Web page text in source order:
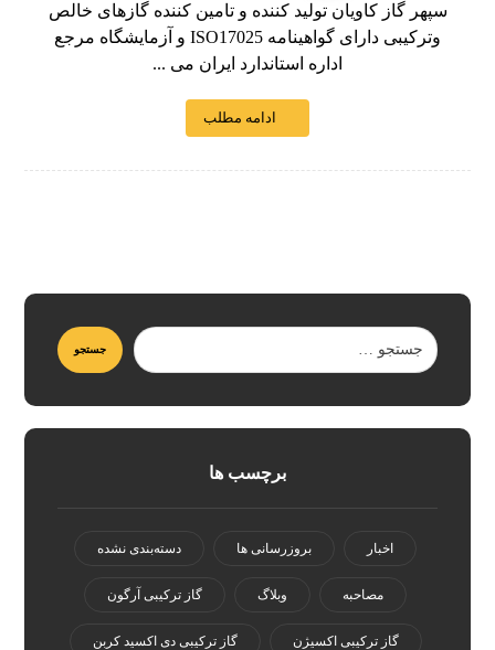
سپهر گاز کاویان تولید کننده و تامین کننده گازهای خالص
وترکیبی دارای گواهینامه ISO17025 و آزمایشگاه مرجع
اداره استاندارد ایران می ...
ادامه مطلب
برچسب ها
اخبار بروزرسانی ها دسته‌بندی نشده
مصاحبه وبلاگ گاز ترکیبی آرگون
گاز ترکیبی اکسیژن گاز ترکیبی دی اکسید کربن